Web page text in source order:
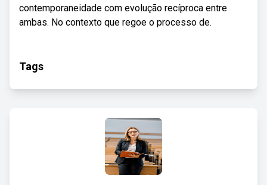
contemporaneidade com evolução recíproca entre
ambas. No contexto que regoe o processo de.
Tags